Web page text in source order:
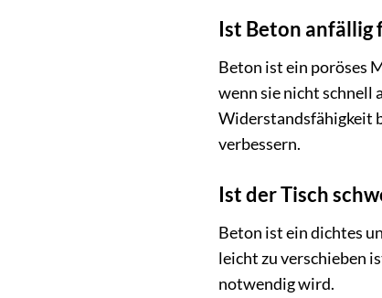
Ist Beton anfällig
Beton ist ein poröses
wenn sie nicht schnell
Widerstandsfähigkeit
verbessern.
Ist der Tisch
Beton ist ein dichtes
leicht zu verschieben
notwendig wird.